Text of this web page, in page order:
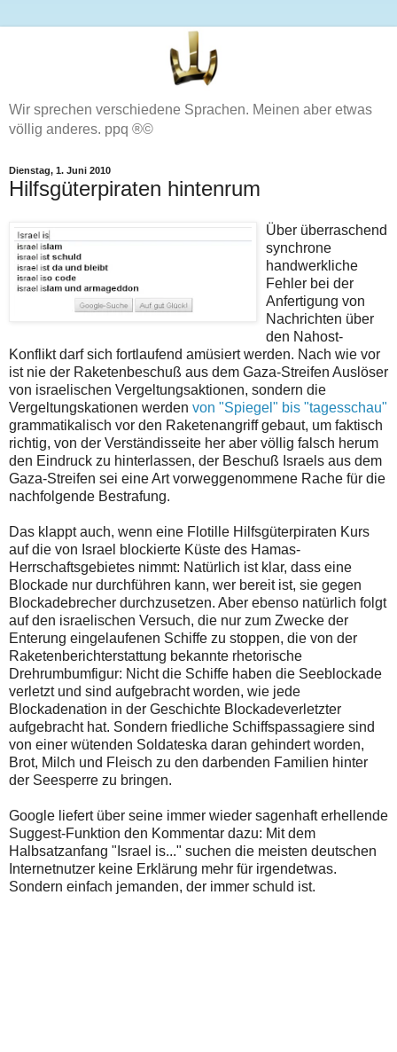
Wir sprechen verschiedene Sprachen. Meinen aber etwas
völlig anderes. ppq ®©
Dienstag, 1. Juni 2010
Hilfsgüterpiraten hintenrum
Über überraschend
synchrone
handwerkliche
Fehler bei der
Anfertigung von
Nachrichten über
den Nahost-
Konflikt darf sich fortlaufend amüsiert werden. Nach wie vor
ist nie der Raketenbeschuß aus dem Gaza-Streifen Auslöser
von israelischen Vergeltungsaktionen, sondern die
Vergeltungskationen werden von "Spiegel" bis "tagesschau"
grammatikalisch vor den Raketenangriff gebaut, um faktisch
richtig, von der Verständisseite her aber völlig falsch herum
den Eindruck zu hinterlassen, der Beschuß Israels aus dem
Gaza-Streifen sei eine Art vorweggenommene Rache für die
nachfolgende Bestrafung.
Das klappt auch, wenn eine Flotille Hilfsgüterpiraten Kurs
auf die von Israel blockierte Küste des Hamas-
Herrschaftsgebietes nimmt: Natürlich ist klar, dass eine
Blockade nur durchführen kann, wer bereit ist, sie gegen
Blockadebrecher durchzusetzen. Aber ebenso natürlich folgt
auf den israelischen Versuch, die nur zum Zwecke der
Enterung eingelaufenen Schiffe zu stoppen, die von der
Raketenberichterstattung bekannte rhetorische
Drehrumbumfigur: Nicht die Schiffe haben die Seeblockade
verletzt und sind aufgebracht worden, wie jede
Blockadenation in der Geschichte Blockadeverletzter
aufgebracht hat. Sondern friedliche Schiffspassagiere sind
von einer wütenden Soldateska daran gehindert worden,
Brot, Milch und Fleisch zu den darbenden Familien hinter
der Seesperre zu bringen.
Google liefert über seine immer wieder sagenhaft erhellende
Suggest-Funktion den Kommentar dazu: Mit dem
Halbsatzanfang "Israel is..." suchen die meisten deutschen
Internetnutzer keine Erklärung mehr für irgendetwas.
Sondern einfach jemanden, der immer schuld ist.